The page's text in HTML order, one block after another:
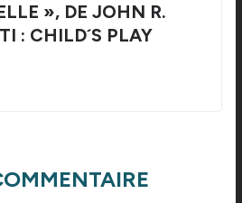
», DE JOHN R.
: CHILD´S PLAY